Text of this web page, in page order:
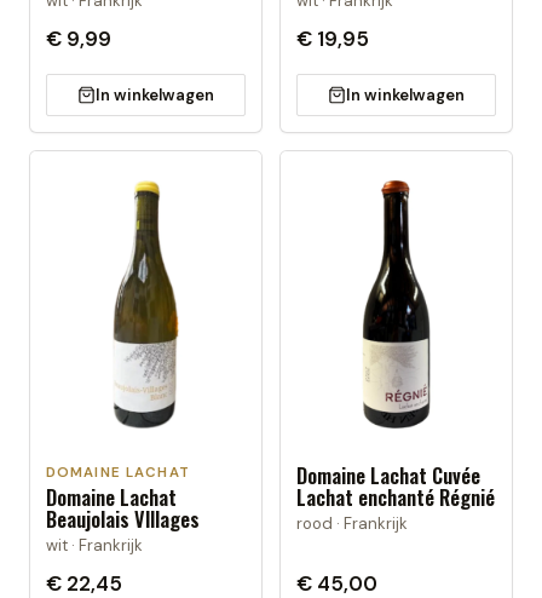
€ 9,99
In winkelwagen
€ 19,95
In winkelwagen
DOMAINE LACHAT
Domaine Lachat
Beaujolais VIllages
wit · Frankrijk
€ 22,45
Domaine Lachat Cuvée
Lachat enchanté Régnié
rood · Frankrijk
€ 45,00